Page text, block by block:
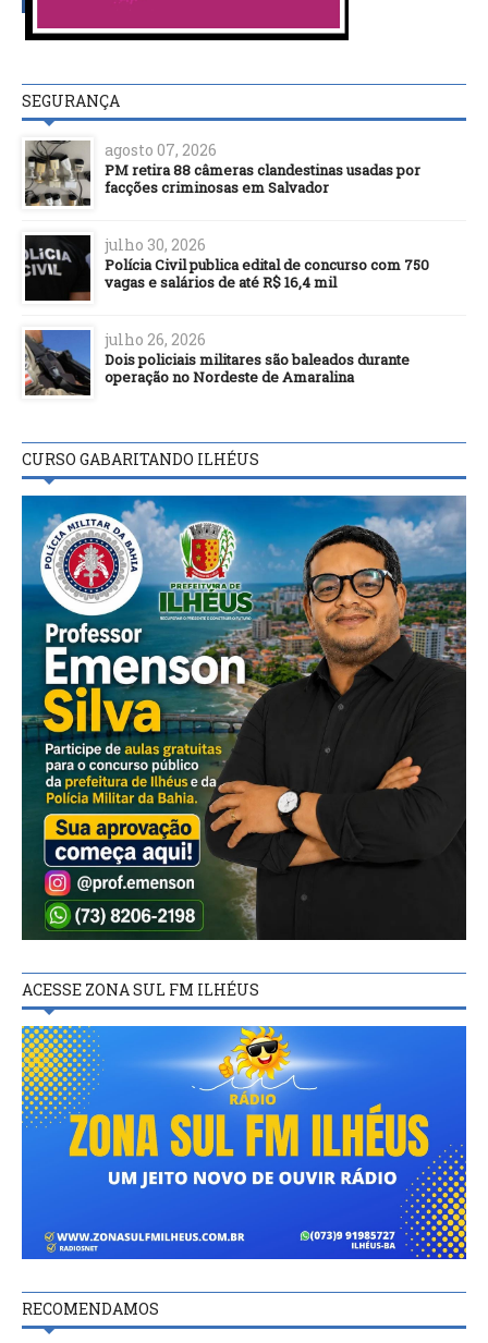
SEGURANÇA
agosto 07, 2026
PM retira 88 câmeras clandestinas usadas por
facções criminosas em Salvador
julho 30, 2026
Polícia Civil publica edital de concurso com 750
vagas e salários de até R$ 16,4 mil
julho 26, 2026
Dois policiais militares são baleados durante
operação no Nordeste de Amaralina
CURSO GABARITANDO ILHÉUS
ACESSE ZONA SUL FM ILHÉUS
RECOMENDAMOS